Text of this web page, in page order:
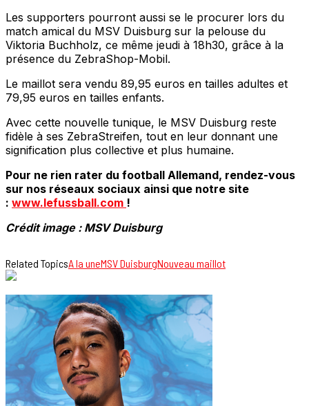
Les supporters pourront aussi se le procurer lors du
match amical du MSV Duisburg sur la pelouse du
Viktoria Buchholz, ce même jeudi à 18h30, grâce à la
présence du ZebraShop-Mobil.
Le maillot sera vendu 89,95 euros en tailles adultes et
79,95 euros en tailles enfants.
Avec cette nouvelle tunique, le MSV Duisburg reste
fidèle à ses ZebraStreifen, tout en leur donnant une
signification plus collective et plus humaine.
Pour ne rien rater du football Allemand, rendez-vous
sur nos réseaux sociaux ainsi que notre site
: www.lefussball.com !
Crédit image : MSV Duisburg
Related TopicsA la uneMSV DuisburgNouveau maillot